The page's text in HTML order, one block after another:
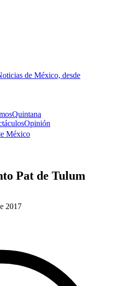
de México, desde
Quintana
Opinión
México
Pat de Tulum
2017